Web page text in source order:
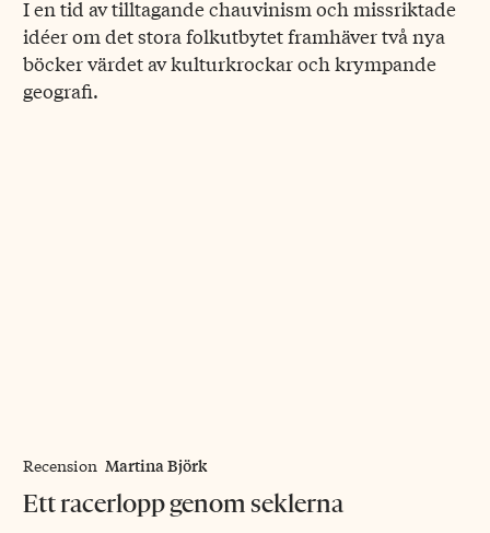
I en tid av tilltagande chauvinism och missriktade
idéer om det stora folkutbytet framhäver två nya
böcker värdet av kulturkrockar och krympande
geografi.
Recension Martina Björk
Ett racerlopp genom seklerna